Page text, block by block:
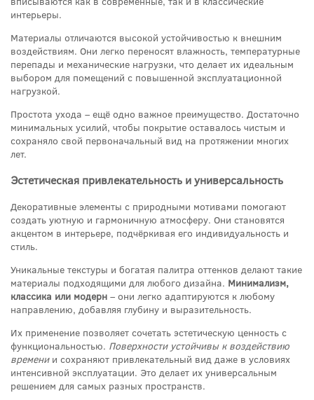
интерьеры.
Материалы отличаются высокой устойчивостью к внешним
воздействиям. Они легко переносят влажность, температурные
перепады и механические нагрузки, что делает их идеальным
выбором для помещений с повышенной эксплуатационной
нагрузкой.
Простота ухода – ещё одно важное преимущество. Достаточно
минимальных усилий, чтобы покрытие оставалось чистым и
сохраняло свой первоначальный вид на протяжении многих
лет.
Эстетическая привлекательность и универсальность
Декоративные элементы с природными мотивами помогают
создать уютную и гармоничную атмосферу. Они становятся
акцентом в интерьере, подчёркивая его индивидуальность и
стиль.
Уникальные текстуры и богатая палитра оттенков делают такие
материалы подходящими для любого дизайна. Минимализм,
классика или модерн – они легко адаптируются к любому
направлению, добавляя глубину и выразительность.
Их применение позволяет сочетать эстетическую ценность с
функциональностью. Поверхности устойчивы к воздействию
времении сохраняют привлекательный вид даже в условиях
интенсивной эксплуатации. Это делает их универсальным
решением для самых разных пространств.